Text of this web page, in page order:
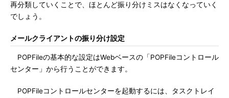
再分類していくことで、ほとんど振り分けミスはなくなっていく
でしょう。
メールクライアントの振り分け設定
POPFileの基本的な設定はWebベースの「POPFileコントロール
センター」から行うことができます。
POPFileコントロールセンターを起動するには、タスクトレイ